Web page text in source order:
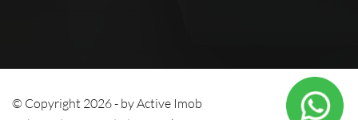
© Copyright 2026 - byActive Imob